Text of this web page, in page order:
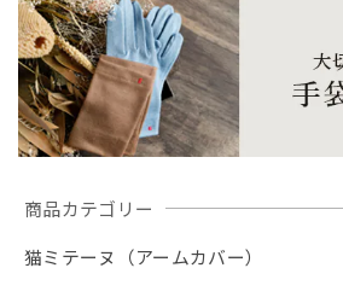
商品カテゴリー
猫ミテーヌ（アームカバー）
黒レースしか在庫が無かったため、黒
注文。 黒が入荷したとのことで、黒ロ
一週間しても発送通知が来ない。おそ
だろう。在庫切れなら在庫切れと表記
にして欲しかったです。 楽しみにして